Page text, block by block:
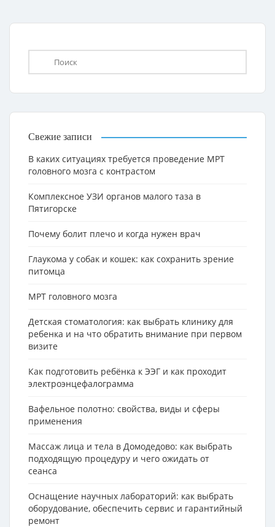
Свежие записи
В каких ситуациях требуется проведение МРТ
головного мозга с контрастом
Комплексное УЗИ органов малого таза в
Пятигорске
Почему болит плечо и когда нужен врач
Глаукома у собак и кошек: как сохранить зрение
питомца
МРТ головного мозга
Детская стоматология: как выбрать клинику для
ребенка и на что обратить внимание при первом
визите
Как подготовить ребёнка к ЭЭГ и как проходит
электроэнцефалограмма
Вафельное полотно: свойства, виды и сферы
применения
Массаж лица и тела в Домодедово: как выбрать
подходящую процедуру и чего ожидать от
сеанса
Оснащение научных лабораторий: как выбрать
оборудование, обеспечить сервис и гарантийный
ремонт